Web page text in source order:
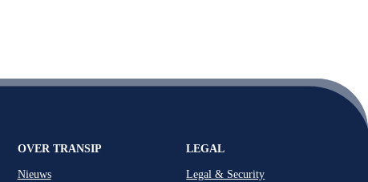
OVER TRANSIP
Nieuws
LEGAL
Legal & Security